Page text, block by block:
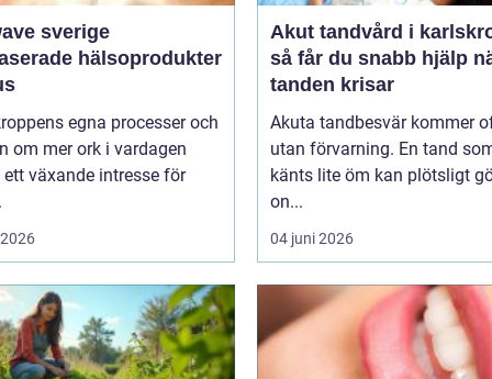
sverige
hälsoprodukter
egna processer och
om mer ork i vardagen
växande intresse för
Akut tandvård i
så får du snabb hjälp
tanden krisar
Akuta tandbesvär kommer
utan förvarning. En tand
känts lite öm kan plötsligt
on...
04 juni 2026